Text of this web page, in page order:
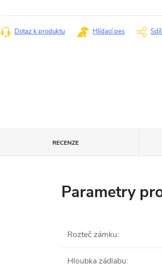
cena:
Dotaz k produktu Hlídací pes
RECENZE
Parametry
Rozteč zámku:
Hloubka zádlabu: